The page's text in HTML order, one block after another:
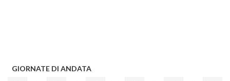
GIORNATE DI ANDATA